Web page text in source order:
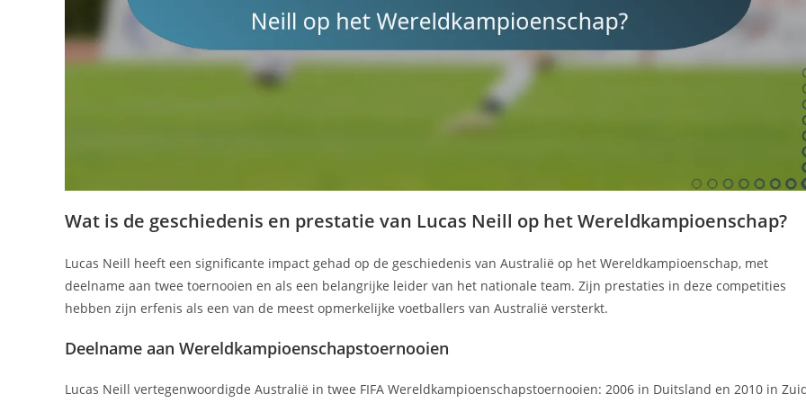
Wat is de geschiedenis en prestatie van Lucas Neill op het Wereldkampioenschap?
Lucas Neill heeft een significante impact gehad op de geschiedenis van Australië op het Wereldkampioenschap, met
deelname aan twee toernooien en als een belangrijke leider van het nationale team. Zijn prestaties in deze competities
hebben zijn erfenis als een van de meest opmerkelijke voetballers van Australië versterkt.
Deelname aan Wereldkampioenschapstoernooien
Lucas Neill vertegenwoordigde Australië in twee FIFA Wereldkampioenschapstoernooien: 2006 in Duitsland en 2010 in